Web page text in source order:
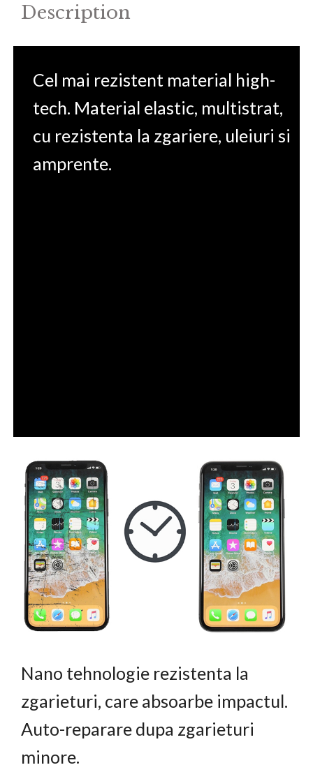
Description
Cel mai rezistent material high-
tech. Material elastic, multistrat,
cu rezistenta la zgariere, uleiuri si
amprente.
Nano tehnologie rezistenta la
zgarieturi, care absoarbe impactul.
Auto-reparare dupa zgarieturi
minore.